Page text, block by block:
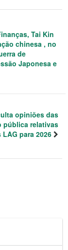
Tai Kin
chinesa , no
de
Japonesa e
opiniões das
pública relativas
LAG para 2026